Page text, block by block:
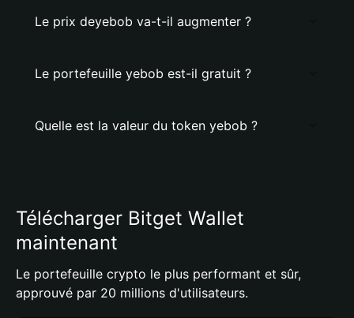
Le prix deyebob va-t-il augmenter ?
Le portefeuille yebob est-il gratuit ?
Quelle est la valeur du token yebob ?
Télécharger Bitget Wallet
maintenant
Le portefeuille crypto le plus performant et sûr,
approuvé par 20 millions d'utilisateurs.